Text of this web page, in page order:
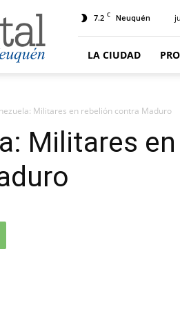
7.2 C Neuquén
LA CIUDAD
Militares en rebelión contra Maduro
Militares